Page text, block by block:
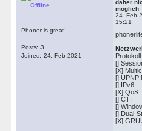
Offline
Phoner is great!
Posts: 3
Joined: 24. Feb 2021
daher
möglich
24. Feb
15:21
[]
[X]
[] UPNP
[] IPv6
[X] QoS
[] CTI
[]
[] Dual-
[X]